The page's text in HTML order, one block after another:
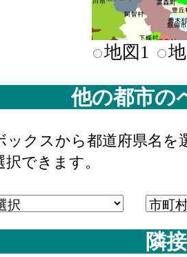
地図1
他の都市の
ックスから都道府県名
できます。
隣